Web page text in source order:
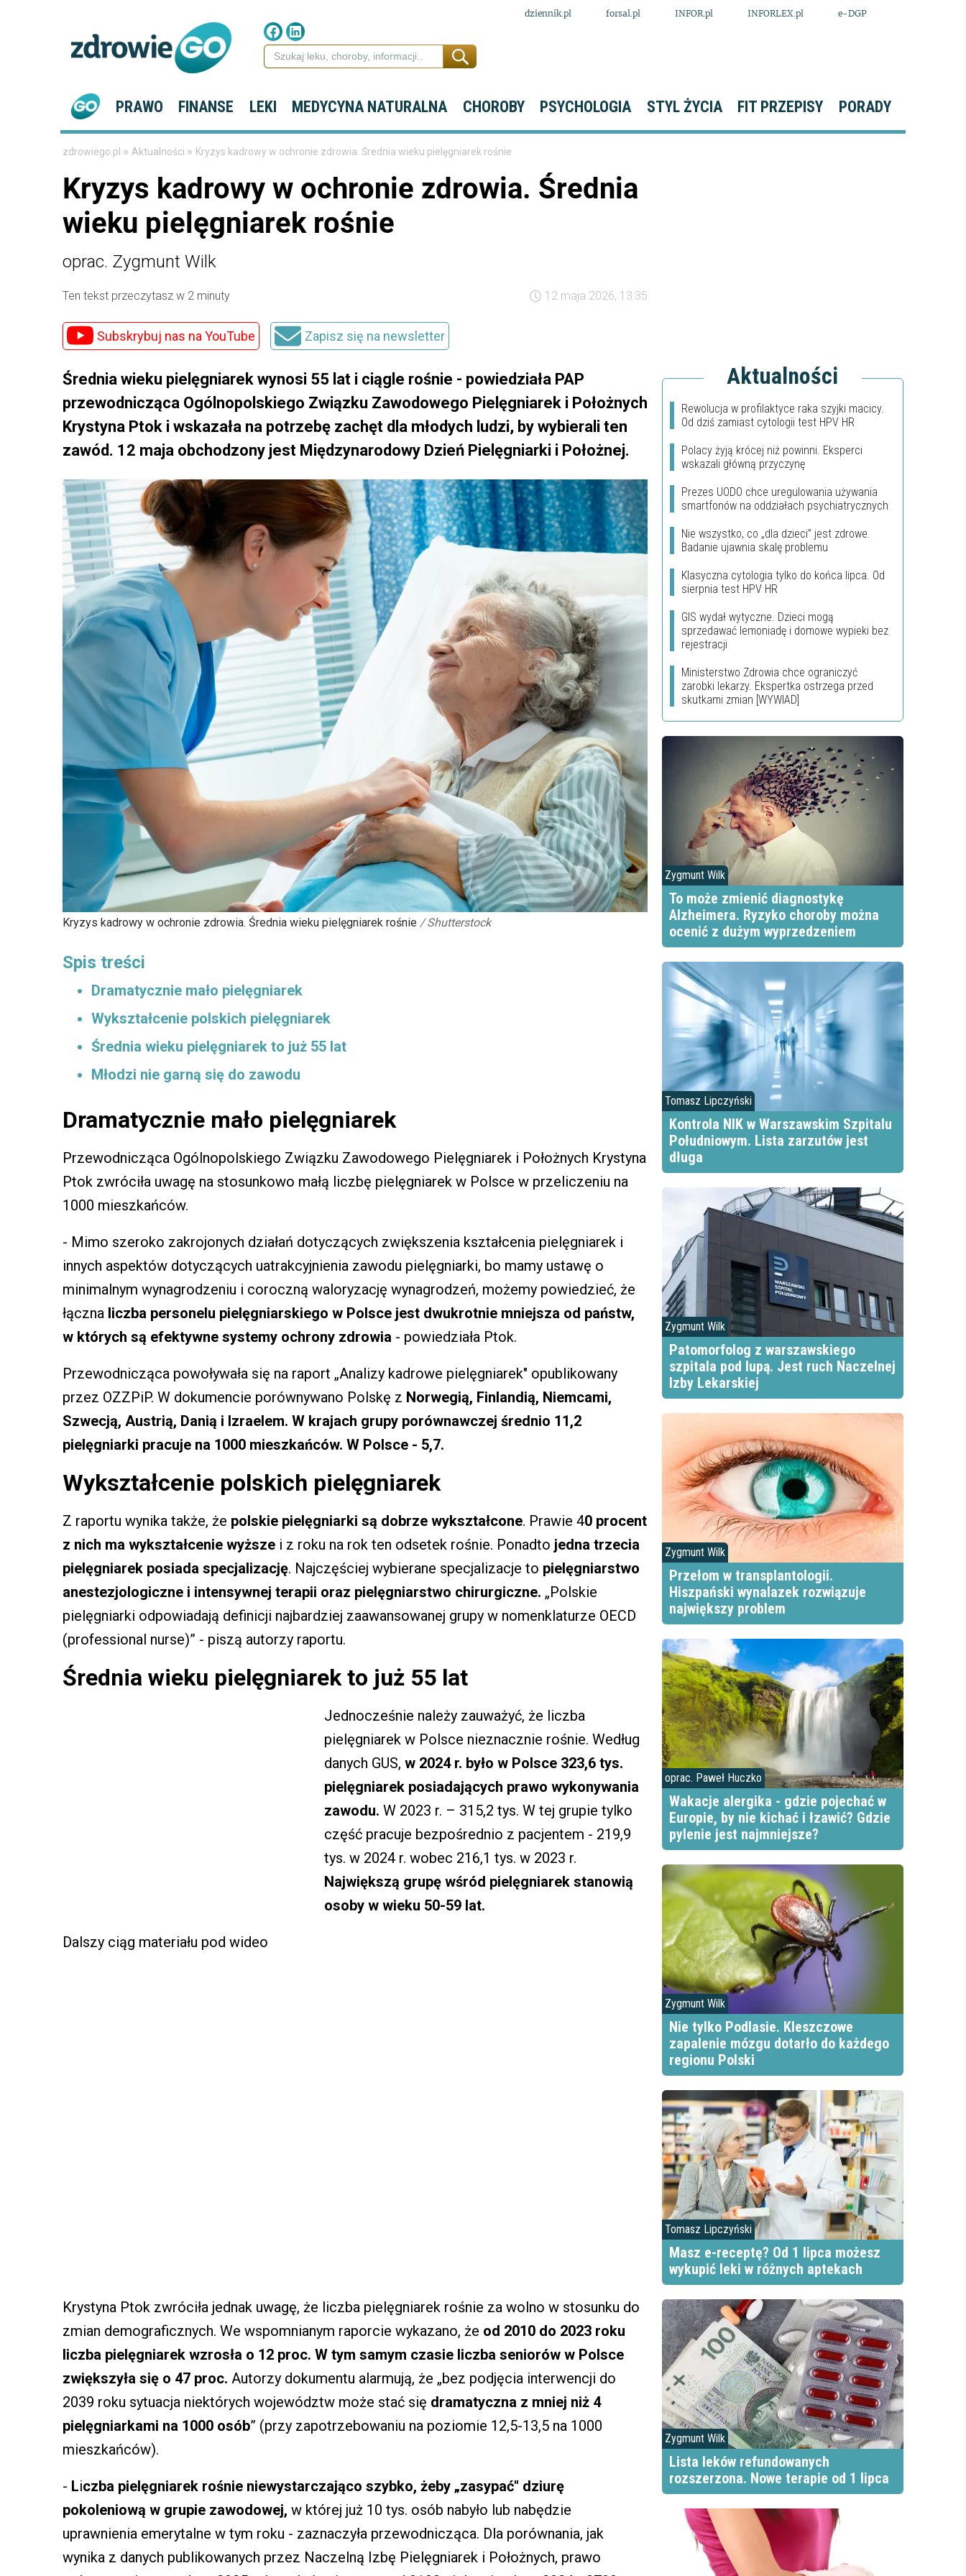
dziennik.pl forsal.pl INFOR.pl INFORLEX.pl e-DGP
PRAWO FINANSE LEKI MEDYCYNA NATURALNA CHOROBY PSYCHOLOGIA STYL ŻYCIA FIT PRZEPISY PORADY
zdrowiego.pl » Aktualności » Kryzys kadrowy w ochronie zdrowia. Średnia wieku pielęgniarek rośnie
Kryzys kadrowy w ochronie zdrowia. Średnia
wieku pielęgniarek rośnie
oprac. Zygmunt Wilk
Ten tekst przeczytasz w 2 minuty 12 maja 2026, 13:35
Subskrybuj nas na YouTube Zapisz się na newsletter
Średnia wieku pielęgniarek wynosi 55 lat i ciągle rośnie - powiedziała PAP
przewodnicząca Ogólnopolskiego Związku Zawodowego Pielęgniarek i Położnych
Krystyna Ptok i wskazała na potrzebę zachęt dla młodych ludzi, by wybierali ten
zawód. 12 maja obchodzony jest Międzynarodowy Dzień Pielęgniarki i Położnej.
Kryzys kadrowy w ochronie zdrowia. Średnia wieku pielęgniarek rośnie / Shutterstock
Spis treści
Dramatycznie mało pielęgniarek
Wykształcenie polskich pielęgniarek
Średnia wieku pielęgniarek to już 55 lat
Młodzi nie garną się do zawodu
Dramatycznie mało pielęgniarek
Przewodnicząca Ogólnopolskiego Związku Zawodowego Pielęgniarek i Położnych Krystyna
Ptok zwróciła uwagę na stosunkowo małą liczbę pielęgniarek w Polsce w przeliczeniu na
1000 mieszkańców.
- Mimo szeroko zakrojonych działań dotyczących zwiększenia kształcenia pielęgniarek i
innych aspektów dotyczących uatrakcyjnienia zawodu pielęgniarki, bo mamy ustawę o
minimalnym wynagrodzeniu i coroczną waloryzację wynagrodzeń, możemy powiedzieć, że
łączna liczba personelu pielęgniarskiego w Polsce jest dwukrotnie mniejsza od państw,
w których są efektywne systemy ochrony zdrowia - powiedziała Ptok.
Przewodnicząca powoływała się na raport „Analizy kadrowe pielęgniarek" opublikowany
przez OZZPiP. W dokumencie porównywano Polskę z Norwegią, Finlandią, Niemcami,
Szwecją, Austrią, Danią i Izraelem. W krajach grupy porównawczej średnio 11,2
pielęgniarki pracuje na 1000 mieszkańców. W Polsce - 5,7.
Wykształcenie polskich pielęgniarek
Z raportu wynika także, że polskie pielęgniarki są dobrze wykształcone. Prawie 40 procent
z nich ma wykształcenie wyższe i z roku na rok ten odsetek rośnie. Ponadto jedna trzecia
pielęgniarek posiada specjalizację. Najczęściej wybierane specjalizacje to pielęgniarstwo
anestezjologiczne i intensywnej terapii oraz pielęgniarstwo chirurgiczne. „Polskie
pielęgniarki odpowiadają definicji najbardziej zaawansowanej grupy w nomenklaturze OECD
(professional nurse)” - piszą autorzy raportu.
Średnia wieku pielęgniarek to już 55 lat
Jednocześnie należy zauważyć, że liczba
pielęgniarek w Polsce nieznacznie rośnie. Według
danych GUS, w 2024 r. było w Polsce 323,6 tys.
pielęgniarek posiadających prawo wykonywania
zawodu. W 2023 r. – 315,2 tys. W tej grupie tylko
część pracuje bezpośrednio z pacjentem - 219,9
tys. w 2024 r. wobec 216,1 tys. w 2023 r.
Największą grupę wśród pielęgniarek stanowią
osoby w wieku 50-59 lat.
Dalszy ciąg materiału pod wideo
Krystyna Ptok zwróciła jednak uwagę, że liczba pielęgniarek rośnie za wolno w stosunku do
zmian demograficznych. We wspomnianym raporcie wykazano, że od 2010 do 2023 roku
liczba pielęgniarek wzrosła o 12 proc. W tym samym czasie liczba seniorów w Polsce
zwiększyła się o 47 proc. Autorzy dokumentu alarmują, że „bez podjęcia interwencji do
2039 roku sytuacja niektórych województw może stać się dramatyczna z mniej niż 4
pielęgniarkami na 1000 osób” (przy zapotrzebowaniu na poziomie 12,5-13,5 na 1000
mieszkańców).
- Liczba pielęgniarek rośnie niewystarczająco szybko, żeby „zasypać" dziurę
pokoleniową w grupie zawodowej, w której już 10 tys. osób nabyło lub nabędzie
uprawnienia emerytalne w tym roku - zaznaczyła przewodnicząca. Dla porównania, jak
wynika z danych publikowanych przez Naczelną Izbę Pielęgniarek i Położnych, prawo
Aktualności
Rewolucja w profilaktyce raka szyjki macicy.
Od dziś zamiast cytologii test HPV HR
Polacy żyją krócej niż powinni. Eksperci
wskazali główną przyczynę
Prezes UODO chce uregulowania używania
smartfonów na oddziałach psychiatrycznych
Nie wszystko, co „dla dzieci” jest zdrowe.
Badanie ujawnia skalę problemu
Klasyczna cytologia tylko do końca lipca. Od
sierpnia test HPV HR
GIS wydał wytyczne. Dzieci mogą
sprzedawać lemoniadę i domowe wypieki bez
rejestracji
Ministerstwo Zdrowia chce ograniczyć
zarobki lekarzy. Ekspertka ostrzega przed
skutkami zmian [WYWIAD]
Zygmunt Wilk
To może zmienić diagnostykę
Alzheimera. Ryzyko choroby można
ocenić z dużym wyprzedzeniem
Tomasz Lipczyński
Kontrola NIK w Warszawskim Szpitalu
Południowym. Lista zarzutów jest
długa
Zygmunt Wilk
Patomorfolog z warszawskiego
szpitala pod lupą. Jest ruch Naczelnej
Izby Lekarskiej
Zygmunt Wilk
Przełom w transplantologii.
Hiszpański wynalazek rozwiązuje
największy problem
oprac. Paweł Huczko
Wakacje alergika - gdzie pojechać w
Europie, by nie kichać i łzawić? Gdzie
pylenie jest najmniejsze?
Zygmunt Wilk
Nie tylko Podlasie. Kleszczowe
zapalenie mózgu dotarło do każdego
regionu Polski
Tomasz Lipczyński
Masz e-receptę? Od 1 lipca możesz
wykupić leki w różnych aptekach
Zygmunt Wilk
Lista leków refundowanych
rozszerzona. Nowe terapie od 1 lipca